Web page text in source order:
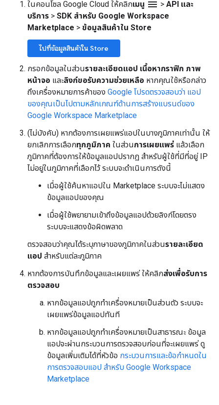
ในคอนโซล Google Cloud ให้คลิกเมนู menu > API และ
บริการ > SDK สำหรับ Google Workspace
Marketplace > ข้อมูลสินค้าใน Store
ไปที่ข้อมูลสินค้าใน Store
กรอกข้อมูลในส่วนรายละเอียดแอป เนื้อหากราฟิก ภาพ
หน้าจอ และลิงก์ขอรับความช่วยเหลือ หากคุณใช้หรือกล่าว
ถึงเครื่องหมายการค้าของ Google โปรดตรวจสอบว่า แอป
ของคุณเป็นไปตามหลักเกณฑ์ด้านการสร้างแบรนด์ของ
Google Workspace Marketplace
(ไม่บังคับ) หากต้องการเผยแพร่แอปในบางภูมิภาคเท่านั้น ให้
ยกเลิกการเลือกทุกภูมิภาค ในส่วนการเผยแพร่ แล้วเลือก
ภูมิภาคที่ต้องการให้ข้อมูลแอปปรากฏ สำหรับผู้ใช้ที่มีที่อยู่ IP
ไม่อยู่ในภูมิภาคที่เลือกไว้ ระบบจะดำเนินการดังนี้
เมื่อผู้ใช้ค้นหาแอปใน Marketplace ระบบจะไม่แสดง
ข้อมูลแอปของคุณ
เมื่อผู้ใช้พยายามเข้าถึงข้อมูลแอปด้วยลิงก์โดยตรง
ระบบจะแสดงข้อผิดพลาด
ตรวจสอบว่าคุณได้ระบุภาษาของภูมิภาคในส่วนรายละเอียด
แอป สำหรับแต่ละภูมิภาค
หากต้องการบันทึกข้อมูลและเผยแพร่ ให้คลิกส่งเพื่อรับการ
ตรวจสอบ
หากข้อมูลแอปถูกทำเครื่องหมายเป็นส่วนตัว ระบบจะ
เผยแพร่ข้อมูลแอปทันที
หากข้อมูลแอปถูกทำเครื่องหมายเป็นสาธารณะ ข้อมูล
แอปจะผ่านกระบวนการตรวจสอบก่อนที่จะเผยแพร่ ดู
ข้อมูลเพิ่มเติมได้ที่หัวข้อ กระบวนการและข้อกำหนดใน
การตรวจสอบแอป สำหรับ Google Workspace
Marketplace